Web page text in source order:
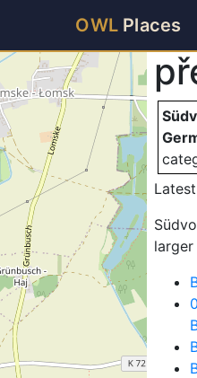
OWL Places